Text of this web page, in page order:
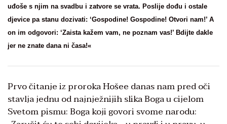
uđoše s njim na svadbu i zatvore se vrata. Poslije dođu i ostale
djevice pa stanu dozivati: ‘Gospodine! Gospodine! Otvori nam!’ A
on im odgovori: ‘Zaista kažem vam, ne poznam vas!’ Bdijte dakle
jer ne znate dana ni časa!«
Prvo čitanje iz proroka Hošee danas nam pred oči
stavlja jednu od najnježnijih slika Boga u cijelom
Svetom pismu: Boga koji govori svome narodu: